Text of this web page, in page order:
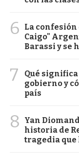
6
La confesión
Caigo"
Barassi y se
7
Qué
gobierno y
país
8
Yan
historia de
tragedia